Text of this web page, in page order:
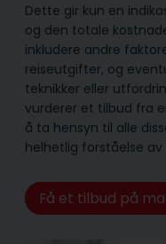
Dette gir kun en
og den totale
inkludere andre
reiseutgifter, og
teknikker eller
vurderer et tilbud fra
å ta hensyn til alle
helhetlig forståelse
Få et tilbud på